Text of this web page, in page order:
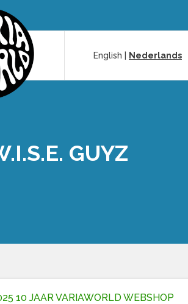
English
Nederlands
GUYZ
10 JAAR VARIAWORLD WEBSHOP